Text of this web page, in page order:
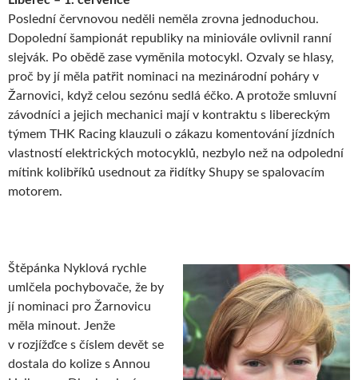
Poslední červnovou neděli neměla zrovna jednoduchou.
Dopolední šampionát republiky na miniovále ovlivnil ranní
slejvák. Po obědě zase vyměnila motocykl. Ozvaly se hlasy,
proč by jí měla patřit nominaci na mezinárodní poháry v
Žarnovici, když celou sezónu sedlá éčko. A protože smluvní
závodníci a jejich mechanici mají v kontraktu s libereckým
týmem THK Racing klauzuli o zákazu komentování jízdních
vlastností elektrických motocyklů, nezbylo než na odpolední
mítink kolibříků usednout za řidítky Shupy se spalovacím
motorem.
Štěpánka Nyklová rychle
umlčela pochybovače, že by
jí nominaci pro Žarnovicu
měla minout. Jenže
v rozjížďce s číslem devět se
dostala do kolize s Annou